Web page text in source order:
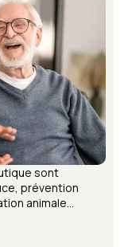
sont
prévention
animale…